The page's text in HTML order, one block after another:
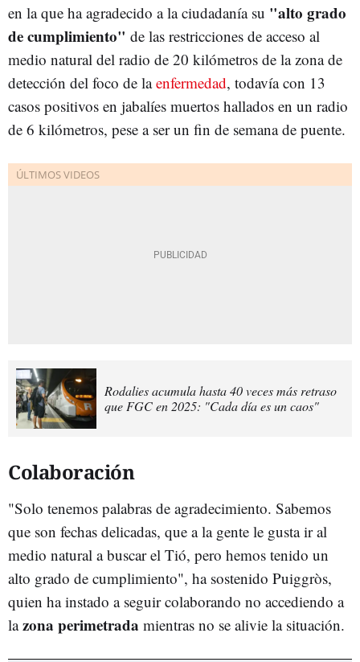
en la que ha agradecido a la ciudadanía su "alto grado
de cumplimiento" de las restricciones de acceso al
medio natural del radio de 20 kilómetros de la zona de
detección del foco de laenfermedad, todavía con 13
casos positivos en jabalíes muertos hallados en un radio
de 6 kilómetros, pese a ser un fin de semana de puente.
Rodalies acumula hasta 40 veces más retraso
que FGC en 2025: "Cada día es un caos"
Colaboración
"Solo tenemos palabras de agradecimiento. Sabemos
que son fechas delicadas, que a la gente le gusta ir al
medio natural a buscar el Tió, pero hemos tenido un
alto grado de cumplimiento", ha sostenido Puiggròs,
quien ha instado a seguir colaborando no accediendo a
lazona perimetrada mientras no se alivie la situación.